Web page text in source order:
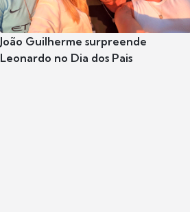
João Guilherme surpreende
Leonardo no Dia dos Pais